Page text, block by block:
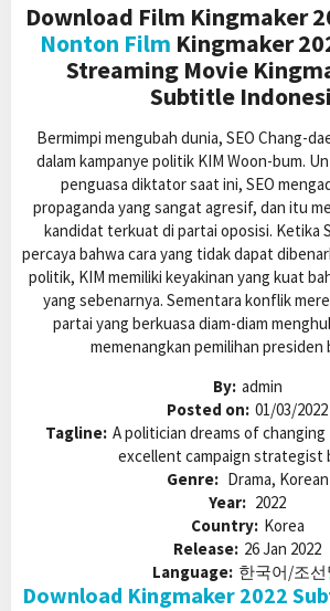
Download Film Kingmaker
Nonton Film Kingmaker
Streaming Movie
Subtitle
Bermimpi mengubah dunia, SEO Chang-
dalam kampanye politik KIM Woon-bum.
penguasa diktator saat ini, SEO
propaganda yang sangat agresif, dan itu
kandidat terkuat di partai oposisi. Ketika
percaya bahwa cara yang tidak dapat
politik, KIM memiliki keyakinan yang kuat
yang sebenarnya. Sementara konflik
partai yang berkuasa diam-diam
memenangkan pemilihan presiden
By: admin
Posted on: 01/03/2022
Tagline: A politician dreams of
excellent campaign strategist
Genre: Drama, Korean
Year: 2022
Country: Korea
Release: 26 Jan 2022
Language: 한국어/조선
Download Kingmaker 2022